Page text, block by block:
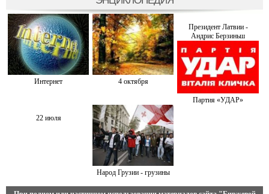
Интернет 4 октября
Президент Латвии -
Андрис Берзиньш
Партия «УДАР»
22 июля
Народ Грузии - грузины